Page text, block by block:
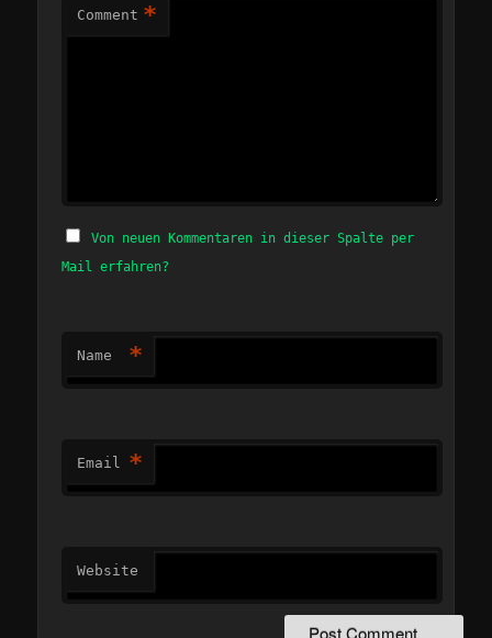
Comment *
Von neuen Kommentaren in dieser Spalte per
Mail erfahren?
Name *
Email *
Website